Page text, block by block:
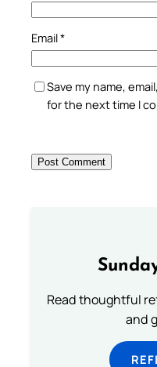
Email*
Save my name,
for the next time I
Read thoughtful
and